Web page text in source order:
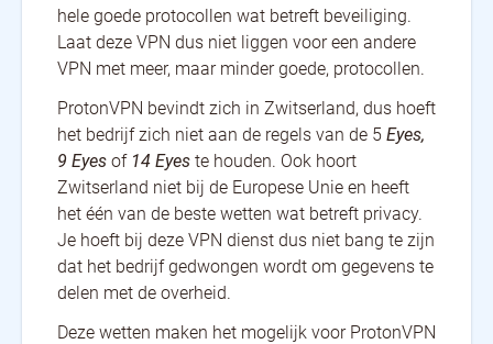
hele goede protocollen wat betreft beveiliging.
Laat deze VPN dus niet liggen voor een andere
VPN met meer, maar minder goede, protocollen.
ProtonVPN bevindt zich in Zwitserland, dus hoeft
het bedrijf zich niet aan de regels van de 5 Eyes,
9 Eyes of 14 Eyes te houden. Ook hoort
Zwitserland niet bij de Europese Unie en heeft
het één van de beste wetten wat betreft privacy.
Je hoeft bij deze VPN dienst dus niet bang te zijn
dat het bedrijf gedwongen wordt om gegevens te
delen met de overheid.
Deze wetten maken het mogelijk voor ProtonVPN